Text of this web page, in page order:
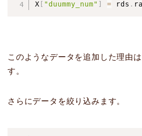
X [ "duummy_num" ] = rds .
このようなデータを追加した理由
す。
さらにデータを絞り込みます。